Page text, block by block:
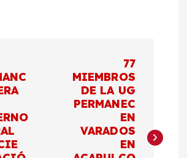
77
MIEMBROS
DE LA UG
PERMANEC
EN
VARADOS
EN